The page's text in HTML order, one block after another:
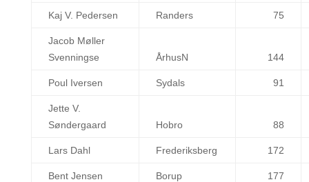
Kaj V. Pedersen Randers 75
Jacob Møller
Svenningse
ÅrhusN 144
Poul Iversen Sydals 91
Jette V.
Søndergaard
Hobro 88
Lars Dahl Frederiksberg 172
Bent Jensen Borup 177